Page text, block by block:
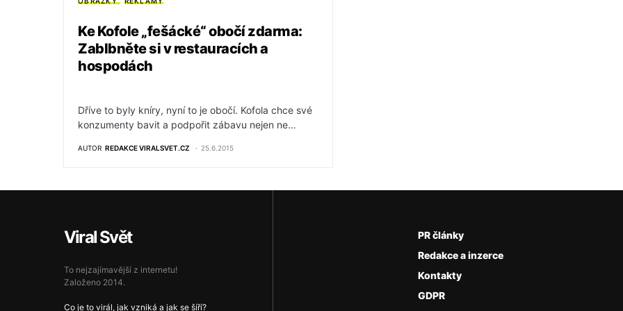
Ke Kofole „fešácké“ obočí zdarma:
Zablbněte si v restauracích a
hospodách
Dříve to byly kníry, nyní to je obočí. Kofola chce své
konzumenty bavit a podpořit zábavu nejen ne…
AUTOR REDAKCE VIRALSVET.CZ 25.6.2015
Viral Svět
To nejzajímavější z internetu!
Založeno 2014.
Co je to virál, jak vzniká a jak se šíří?
PR články
Redakce a inzerce
Kontakty
GDPR